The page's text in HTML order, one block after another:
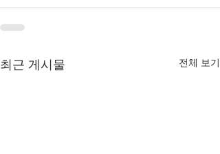
최근 게시물 전체 보기